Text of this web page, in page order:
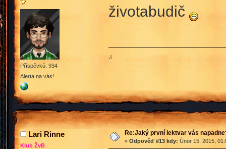
Příspěvků: 934
Alerta na vás!
životabudič
♫
Lari Rinne
Klub ŽvB
Re:Jaký první lektvar vás
« Odpověď #13 kdy: Únor 15, 2015,